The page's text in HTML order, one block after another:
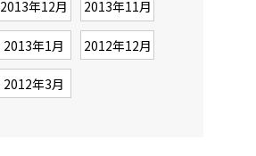
2013年12月 2013年11月
2013年1月 2012年12月
2012年3月